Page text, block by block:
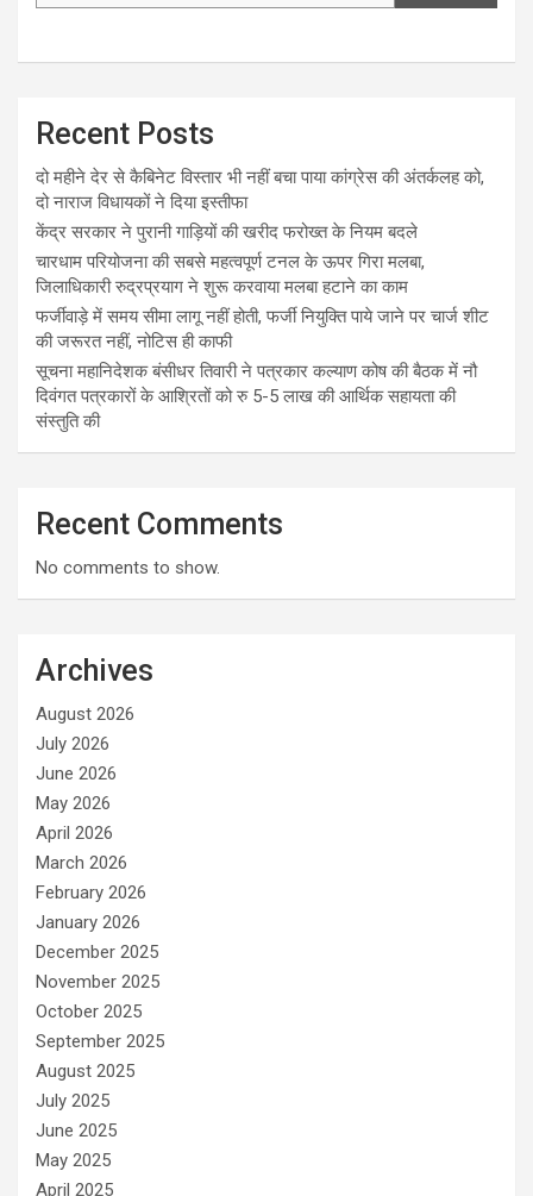
Recent Posts
दो महीने देर से कैबिनेट विस्तार भी नहीं बचा पाया कांग्रेस की अंतर्कलह को,
दो नाराज विधायकों ने दिया इस्तीफा
केंद्र सरकार ने पुरानी गाड़ियों की खरीद फरोख्त के नियम बदले
चारधाम परियोजना की सबसे महत्वपूर्ण टनल के ऊपर गिरा मलबा,
जिलाधिकारी रुद्रप्रयाग ने शुरू करवाया मलबा हटाने का काम
फर्जीवाड़े में समय सीमा लागू नहीं होती, फर्जी नियुक्ति पाये जाने पर चार्ज शीट
की जरूरत नहीं, नोटिस ही काफी
सूचना महानिदेशक बंसीधर तिवारी ने पत्रकार कल्याण कोष की बैठक में नौ
दिवंगत पत्रकारों के आश्रितों को रु 5-5 लाख की आर्थिक सहायता की
संस्तुति की
Recent Comments
No comments to show.
Archives
August 2026
July 2026
June 2026
May 2026
April 2026
March 2026
February 2026
January 2026
December 2025
November 2025
October 2025
September 2025
August 2025
July 2025
June 2025
May 2025
April 2025